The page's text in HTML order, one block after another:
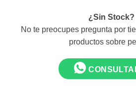
¿Sin Stock?
No te preocupes pregunta por
productos sobre